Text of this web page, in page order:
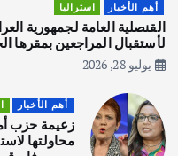
3
يوليو 30, 2026
المقبل
أهم الأخبار استراليا
القنصلية العامة لجمهورية
لأستقبال المراجعين بمقرها
يوليو 28, 2026
أهم الأخبار
زعيمة حزب
محاولتها